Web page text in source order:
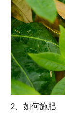
2、如何施肥